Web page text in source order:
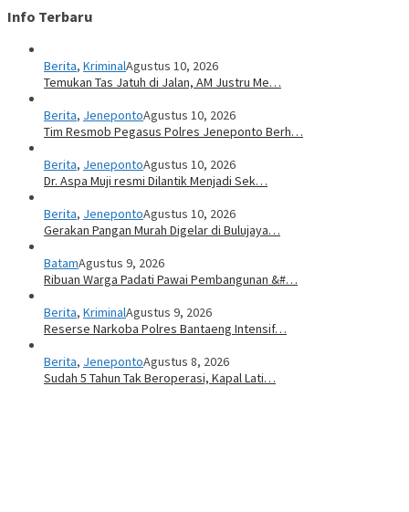
Info Terbaru
Berita, KriminalAgustus 10, 2026
Temukan Tas Jatuh di Jalan, AM Justru Me…
Berita, JenepontoAgustus 10, 2026
Tim Resmob Pegasus Polres Jeneponto Berh…
Berita, JenepontoAgustus 10, 2026
Dr. Aspa Muji resmi Dilantik Menjadi Sek…
Berita, JenepontoAgustus 10, 2026
Gerakan Pangan Murah Digelar di Bulujaya…
BatamAgustus 9, 2026
Ribuan Warga Padati Pawai Pembangunan &#…
Berita, KriminalAgustus 9, 2026
Reserse Narkoba Polres Bantaeng Intensif…
Berita, JenepontoAgustus 8, 2026
Sudah 5 Tahun Tak Beroperasi, Kapal Lati…